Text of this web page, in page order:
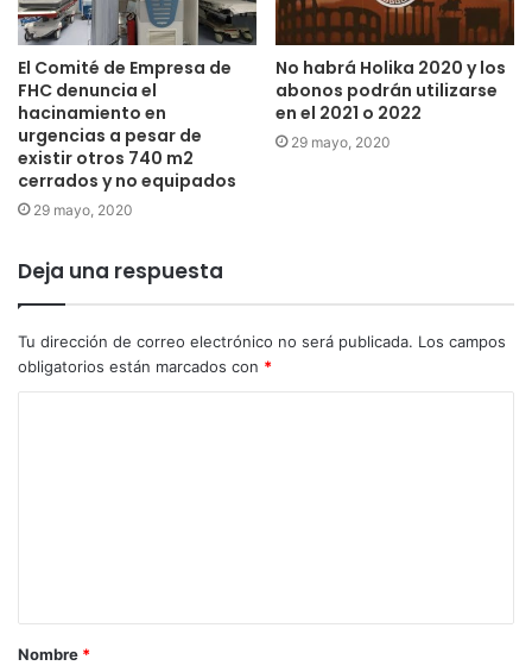
El Comité de Empresa de
FHC denuncia el
hacinamiento en
urgencias a pesar de
existir otros 740 m2
cerrados y no equipados
29 mayo, 2020
No habrá Holika 2020 y los
abonos podrán utilizarse
en el 2021 o 2022
29 mayo, 2020
Deja una respuesta
Tu dirección de correo electrónico no será publicada. Los campos
obligatorios están marcados con *
Nombre *